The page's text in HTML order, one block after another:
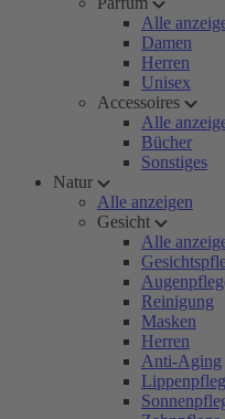
Alle
Damen
Herren
Unisex
Accessoires
Alle
Bücher
Sonstiges
Natur
Alle anzeigen
Gesicht
Alle
Reinigung
Masken
Herren
Anti-Aging